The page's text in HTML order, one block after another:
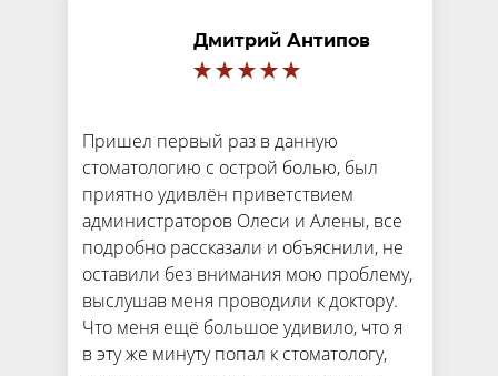
Дмитрий Антипов
Пришел первый раз в данную
стоматологию с острой болью, был
приятно удивлён приветствием
администраторов Олеси и Алены, все
подробно рассказали и объяснили, не
оставили без внимания мою проблему,
выслушав меня проводили к доктору.
Что меня ещё большое удивило, что я
в эту же минуту попал к стоматологу,